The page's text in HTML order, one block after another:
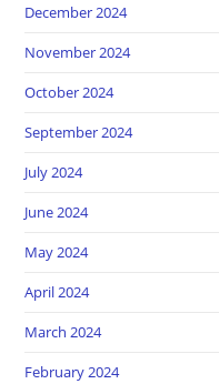
December 2024
November 2024
October 2024
September 2024
July 2024
June 2024
May 2024
April 2024
March 2024
February 2024